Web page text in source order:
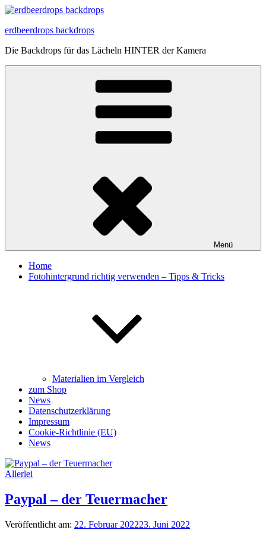
Zum
springen
erdbeerdrops backdrops
Die Backdrops für das Lächeln HINTER der Kamera
Menü
Home
Fotohintergrund richtig verwenden – Tipps & Tricks
Materialien im Vergleich
zum Shop
News
Datenschutzerklärung
Impressum
Cookie-Richtlinie (EU)
News
Allerlei
Paypal – der Teuermacher
Veröffentlicht am: 22. Februar 202223. Juni 2022